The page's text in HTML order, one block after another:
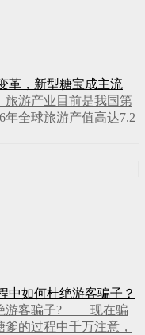
革，新型糖宝成主流
游产业目前是我国第
年全球旅游产值高达7.2
中如何杜绝游客骗子？
游客骗子? 现在骗
的过程中千万注意，